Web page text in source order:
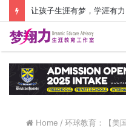
Home / 环球教育：【美